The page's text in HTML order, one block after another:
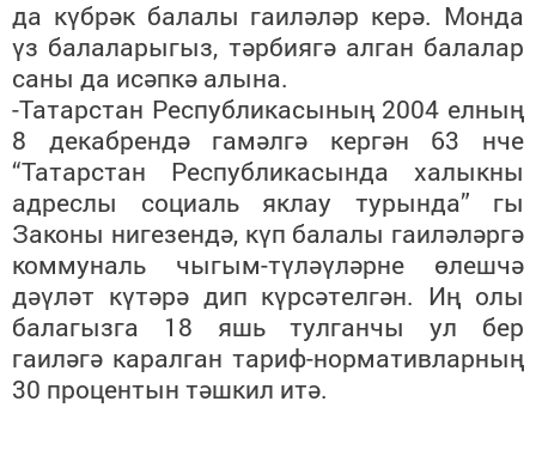
да күбрәк балалы гаиләләр керә. Монда
үз балаларыгыз, тәрбиягә алган балалар
саны да исәпкә алына.
-Татарстан Республикасының 2004 елның
8 декабрендә гамәлгә кергән 63 нче
“Татарстан Республикасында халыкны
адреслы социаль яклау турында” гы
Законы нигезендә, күп балалы гаиләләргә
коммуналь чыгым-түләүләрне өлешчә
дәүләт күтәрә дип күрсәтелгән. Иң олы
балагызга 18 яшь тулганчы ул бер
гаиләгә каралган тариф-нормативларның
30 процентын тәшкил итә.